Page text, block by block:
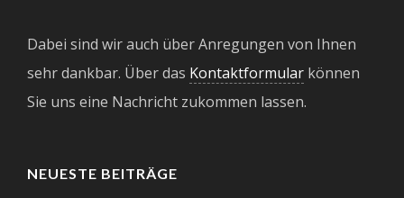
Dabei sind wir auch über Anregungen von Ihnen
sehr dankbar. Über das Kontaktformular können
Sie uns eine Nachricht zukommen lassen.
NEUESTE BEITRÄGE